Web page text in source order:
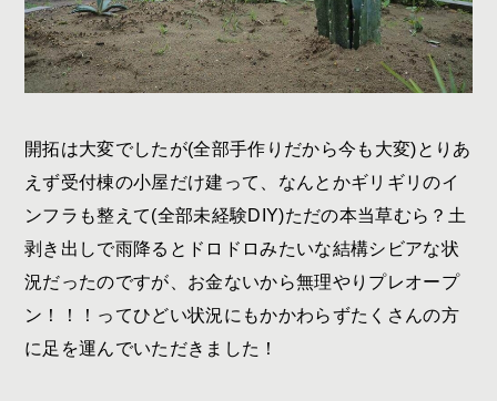
開拓は大変でしたが(全部手作りだから今も大変)とりあ
えず受付棟の小屋だけ建って、なんとかギリギリのイ
ンフラも整えて(全部未経験DIY)ただの本当草むら？土
剥き出しで雨降るとドロドロみたいな結構シビアな状
況だったのですが、お金ないから無理やりプレオープ
ン！！！ってひどい状況にもかかわらずたくさんの方
に足を運んでいただきました！